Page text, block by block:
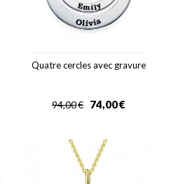
Quatre cercles avec gravure
€
94,00 €
74,00